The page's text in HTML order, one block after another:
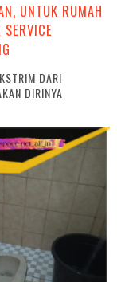
UNTUK RUMAH
DARI
DIRINYA